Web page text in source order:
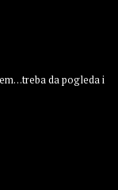
da pogleda i